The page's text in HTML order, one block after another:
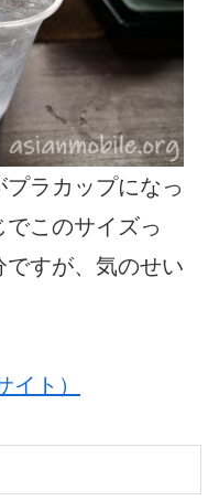
ラカップになっ
このサイズっ
すが、気のせい
ト）